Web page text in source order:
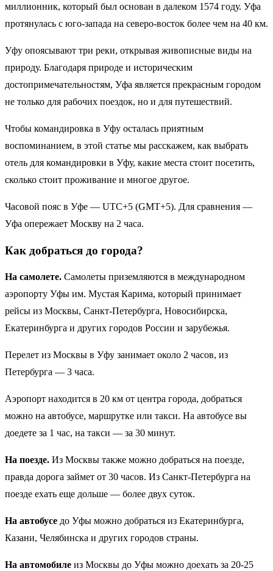
миллионник, который был основан в далеком 1574 году. Уфа
протянулась с юго-запада на северо-восток более чем на 40 км.
Уфу опоясывают три реки, открывая живописные виды на
природу. Благодаря природе и историческим
достопримечательностям, Уфа является прекрасным городом
не только для рабочих поездок, но и для путешествий.
Чтобы командировка в Уфу осталась приятным
воспоминанием, в этой статье мы расскажем, как выбрать
отель для командировки в Уфу, какие места стоит посетить,
сколько стоит проживание и многое другое.
Часовой пояс в Уфе — UTC+5 (GMT+5). Для сравнения —
Уфа опережает Москву на 2 часа.
Как добраться до города?
На самолете. Самолеты приземляются в международном
аэропорту Уфы им. Мустая Карима, который принимает
рейсы из Москвы, Санкт-Петербурга, Новосибирска,
Екатеринбурга и других городов России и зарубежья.
Перелет из Москвы в Уфу занимает около 2 часов, из
Петербурга — 3 часа.
Аэропорт находится в 20 км от центра города, добраться
можно на автобусе, маршрутке или такси. На автобусе вы
доедете за 1 час, на такси — за 30 минут.
На поезде. Из Москвы также можно добраться на поезде,
правда дорога займет от 30 часов. Из Санкт-Петербурга на
поезде ехать еще дольше — более двух суток.
На автобусе до Уфы можно добраться из Екатеринбурга,
Казани, Челябинска и других городов страны.
На автомобиле из Москвы до Уфы можно доехать за 20-25